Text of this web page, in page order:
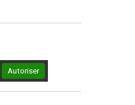
Autoriser